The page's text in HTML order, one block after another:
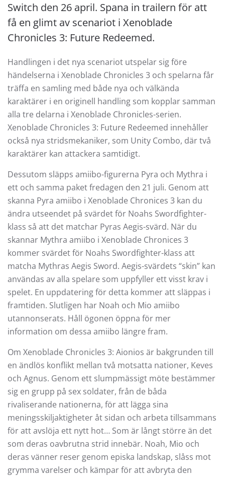
Switch den 26 april. Spana in trailern för att
få en glimt av scenariot i Xenoblade
Chronicles 3: Future Redeemed.
Handlingen i det nya scenariot utspelar sig före
händelserna i Xenoblade Chronicles 3 och spelarna får
träffa en samling med både nya och välkända
karaktärer i en originell handling som kopplar samman
alla tre delarna i Xenoblade Chronicles-serien.
Xenoblade Chronicles 3: Future Redeemed innehåller
också nya stridsmekaniker, som Unity Combo, där två
karaktärer kan attackera samtidigt.
Dessutom släpps amiibo-figurerna Pyra och Mythra i
ett och samma paket fredagen den 21 juli. Genom att
skanna Pyra amiibo i Xenoblade Chronices 3 kan du
ändra utseendet på svärdet för Noahs Swordfighter-
klass så att det matchar Pyras Aegis-svärd. När du
skannar Mythra amiibo i Xenoblade Chronices 3
kommer svärdet för Noahs Swordfighter-klass att
matcha Mythras Aegis Sword. Aegis-svärdets “skin” kan
användas av alla spelare som uppfyller ett visst krav i
spelet. En uppdatering för detta kommer att släppas i
framtiden. Slutligen har Noah och Mio amiibo
utannonserats. Håll ögonen öppna för mer
information om dessa amiibo längre fram.
Om Xenoblade Chronicles 3: Aionios är bakgrunden till
en ändlös konflikt mellan två motsatta nationer, Keves
och Agnus. Genom ett slumpmässigt möte bestämmer
sig en grupp på sex soldater, från de båda
rivaliserande nationerna, för att lägga sina
meningsskiljaktigheter åt sidan och arbeta tillsammans
för att avslöja ett nytt hot… Som är långt större än det
som deras oavbrutna strid innebär. Noah, Mio och
deras vänner reser genom episka landskap, slåss mot
grymma varelser och kämpar för att avbryta den